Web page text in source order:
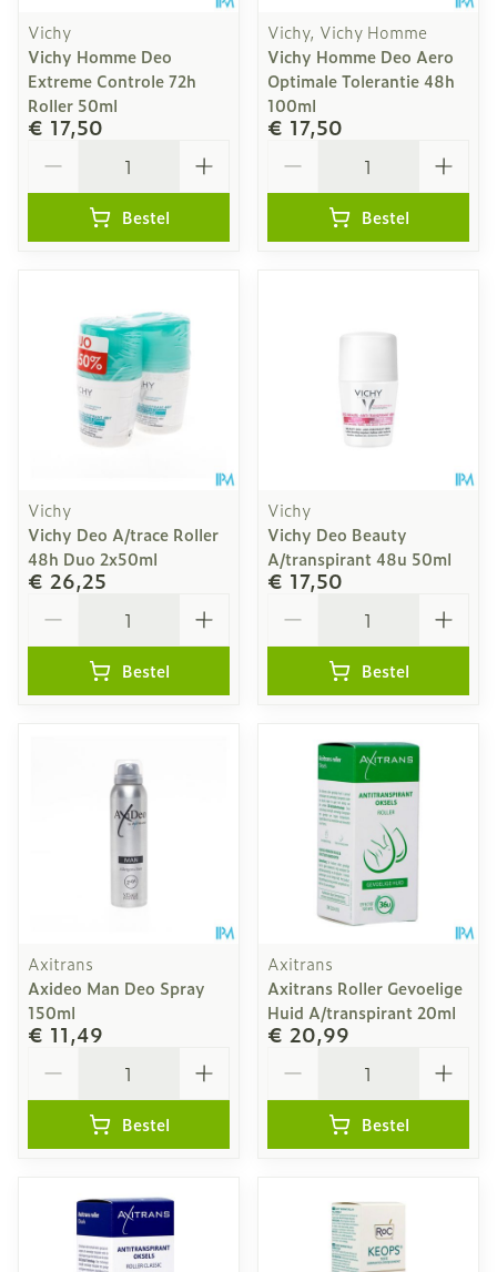
Vichy
Vichy Homme Deo
Extreme Controle 72h
Roller 50ml
€ 17,50
Bestel
Vichy, Vichy Homme
Vichy Homme Deo Aero
Optimale Tolerantie 48h
100ml
€ 17,50
Bestel
Vichy
Vichy Deo A/trace Roller
48h Duo 2x50ml
€ 26,25
Bestel
Vichy
Vichy Deo Beauty
A/transpirant 48u 50ml
€ 17,50
Bestel
Axitrans
Axideo Man Deo Spray
150ml
€ 11,49
Bestel
Axitrans
Axitrans Roller Gevoelige
Huid A/transpirant 20ml
€ 20,99
Bestel